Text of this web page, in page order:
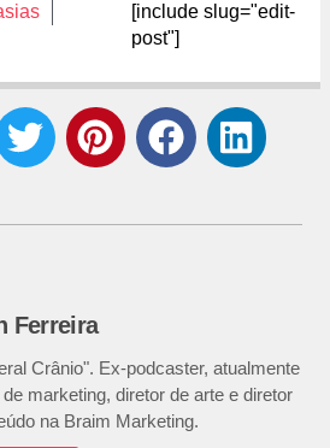
[include slug="edit-
post"]
Ferreira
Crânio". Ex-podcaster, atualmente
marketing, diretor de arte e diretor
na Braim Marketing.